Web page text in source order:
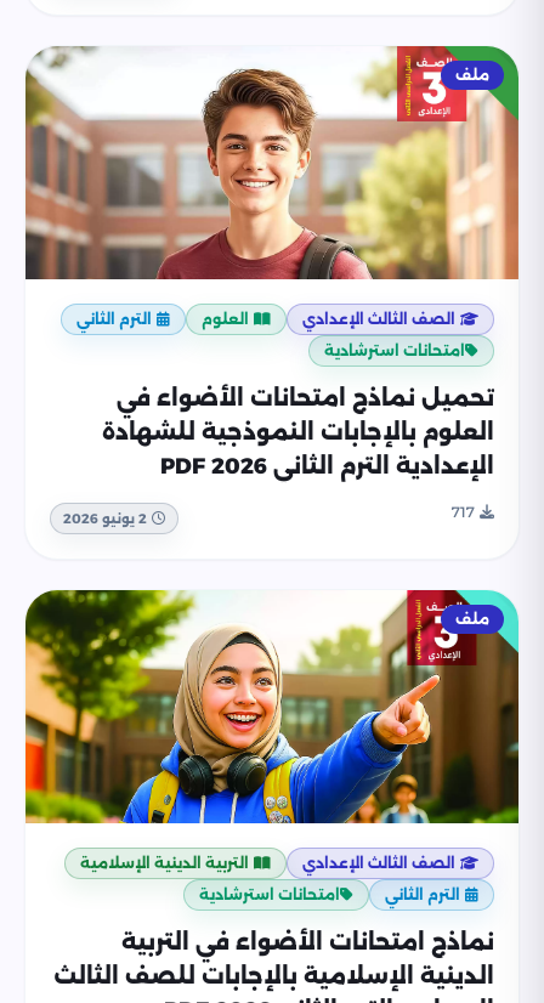
ملف
الصف الثالث الإعدادي العلوم
الترم الثاني
امتحانات استرشادية
تحميل نماذج امتحانات الأضواء في
العلوم بالإجابات النموذجية للشهادة
الإعدادية الترم الثاني 2026 PDF
717 2 يونيو 2026
ملف
الصف الثالث الإعدادي
التربية الدينية الإسلامية
الترم الثاني
امتحانات استرشادية
نماذج امتحانات الأضواء في التربية
الدينية الإسلامية بالإجابات للصف الثالث